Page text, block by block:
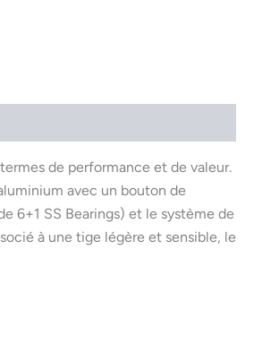
de performance et de valeur.
avec un bouton de
6+1 SS Bearings) et le système de
à une tige légère et sensible, le